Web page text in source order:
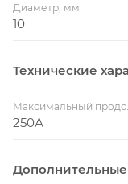
Диаметр, мм
10
Технические
Максимальный
250А